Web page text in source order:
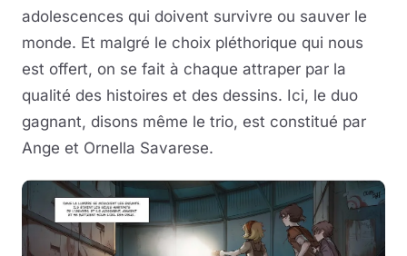
adolescences qui doivent survivre ou sauver le
monde. Et malgré le choix pléthorique qui nous
est offert, on se fait à chaque attraper par la
qualité des histoires et des dessins. Ici, le duo
gagnant, disons même le trio, est constitué par
Ange et Ornella Savarese.